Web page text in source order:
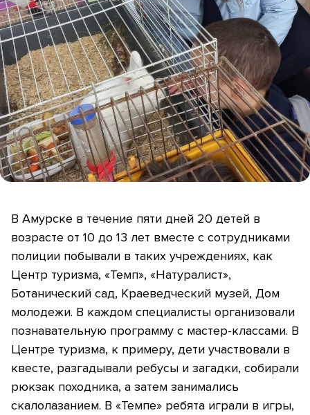
В Амурске в течение пяти дней 20 детей в
возрасте от 10 до 13 лет вместе с сотрудниками
полиции побывали в таких учреждениях, как
Центр туризма, «Темп», «Натуралист»,
Ботанический сад, Краеведческий музей, Дом
молодежи. В каждом специалисты организовали
познавательную программу с мастер-классами. В
Центре туризма, к примеру, дети участвовали в
квесте, разгадывали ребусы и загадки, собирали
рюкзак походника, а затем занимались
скалолазанием. В «Темпе» ребята играли в игры,